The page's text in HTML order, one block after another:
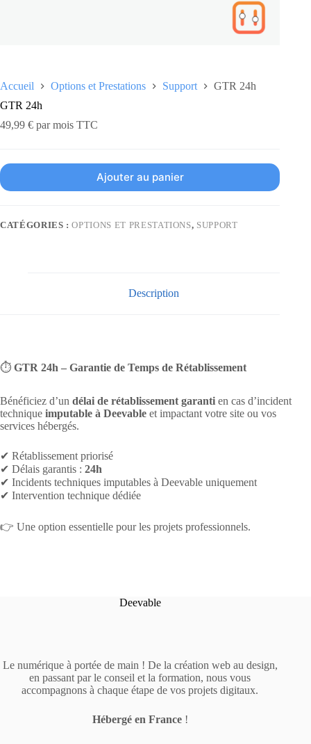
Accueil Options et Prestations Support
GTR 24h
GTR 24h
49,99 € par mois TTC
Ajouter au panier
CATÉGORIES :OPTIONS ET PRESTATIONS, SUPPORT
Description
⏱️ GTR 24h – Garantie de Temps de Rétablissement
Bénéficiez d’un délai de rétablissement garanti en cas d’incident
technique imputable à Deevable et impactant votre site ou vos
services hébergés.
✔ Rétablissement priorisé
✔ Délais garantis : 24h
✔ Incidents techniques imputables à Deevable uniquement
✔ Intervention technique dédiée
👉 Une option essentielle pour les projets professionnels.
Deevable
Le numérique à portée de main ! De la création web au design,
en passant par le conseil et la formation, nous vous
accompagnons à chaque étape de vos projets digitaux.
Hébergé en France!